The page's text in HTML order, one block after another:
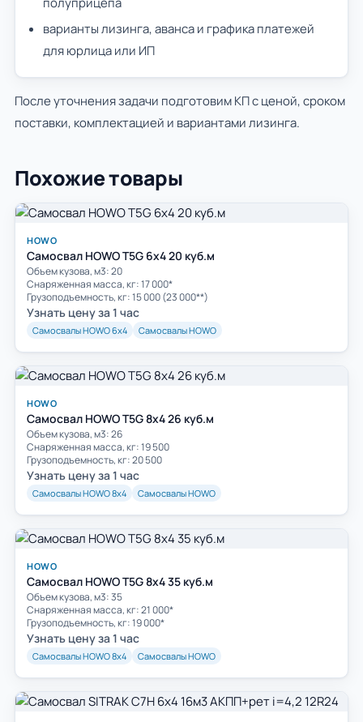
варианты лизинга, аванса и графика платежей
для юрлица или ИП
После уточнения задачи подготовим КП с ценой, сроком
поставки, комплектацией и вариантами лизинга.
Похожие товары
HOWO
Самосвал HOWO T5G 6x4 20 куб.м
Объем кузова, м3: 20
Cнаряженная масса, кг: 17 000*
Грузоподъемность, кг: 15 000 (23 000**)
Узнать цену за 1 час
Самосвалы HOWO 6х4 Самосвалы HOWO
HOWO
Самосвал HOWO T5G 8х4 26 куб.м
Объем кузова, м3: 26
Cнаряженная масса, кг: 19 500
Грузоподъемность, кг: 20 500
Узнать цену за 1 час
Самосвалы HOWO 8х4 Самосвалы HOWO
HOWO
Самосвал HOWO T5G 8х4 35 куб.м
Объем кузова, м3: 35
Cнаряженная масса, кг: 21 000*
Грузоподъемность, кг: 19 000*
Узнать цену за 1 час
Самосвалы HOWO 8х4 Самосвалы HOWO